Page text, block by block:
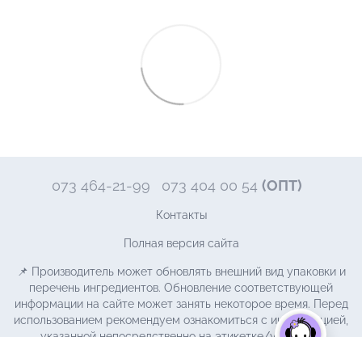
073 464-21-99 073 404 00 54 (ОПТ)
Контакты
Полная версия сайта
📌 Производитель может обновлять внешний вид упаковки и
перечень ингредиентов. Обновление соответствующей
информации на сайте может занять некоторое время. Перед
использованием рекомендуем ознакомиться с информацией,